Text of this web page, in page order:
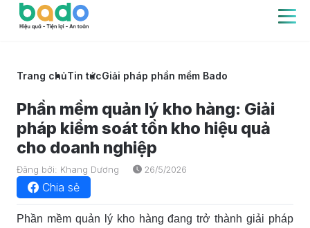
Trang chủTin tứcGiải pháp phần mềm Bado
Phần mềm quản lý kho hàng: Giải
pháp kiểm soát tồn kho hiệu quả
cho doanh nghiệp
Đăng bởi: Khang Dương 26/5/2026
Chia sẻ
Phần mềm quản lý kho hàng đang trở thành giải pháp